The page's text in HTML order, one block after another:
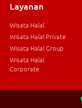
Layanan
Wisata Halal
Wisata Halal Private
Wisata Halal Group
Wisata Halal
Corporate